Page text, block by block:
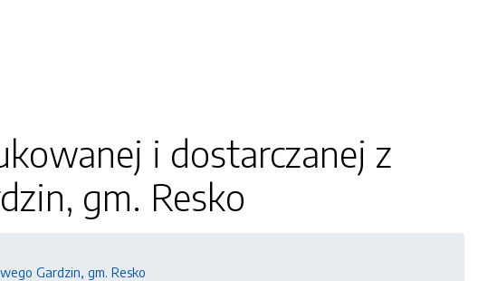
i dostarczanej z
gm. Resko
Gardzin, gm. Resko